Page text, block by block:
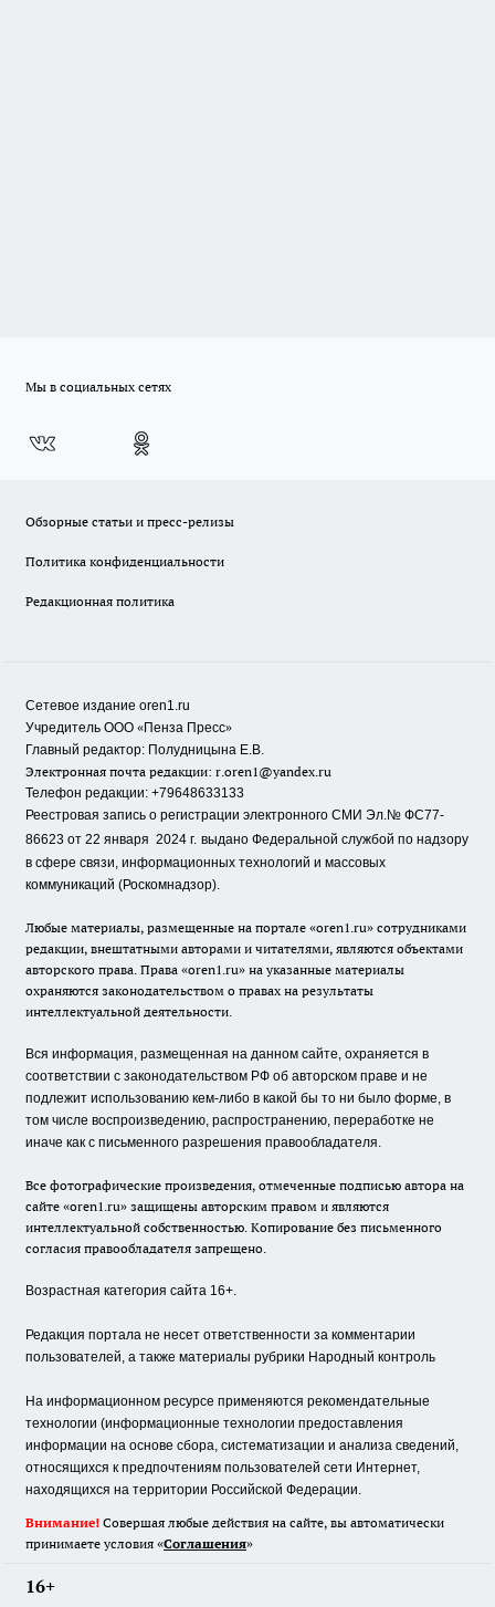
Мы в социальных сетях
Обзорные статьи и пресс-релизы
Политика конфиденциальности
Редакционная политика
Сетевое издание oren1.ru
Учредитель ООО «Пенза Пресс»
Главный редактор: Полудницына Е.В.
Электронная почта редакции: r.oren1@yandex.ru
Телефон редакции: +79648633133
Реестровая запись о регистрации электронного СМИ Эл.№ ФС77-
86623 от 22 января 2024 г. выдано Федеральной службой по надзору
в сфере связи, информационных технологий и массовых
коммуникаций (Роскомнадзор).
Любые материалы, размещенные на портале «oren1.ru» сотрудниками
редакции, внештатными авторами и читателями, являются объектами
авторского права. Права «oren1.ru» на указанные материалы
охраняются законодательством о правах на результаты
интеллектуальной деятельности.
Вся информация, размещенная на данном сайте, охраняется в
соответствии с законодательством РФ об авторском праве и не
подлежит использованию кем-либо в какой бы то ни было форме, в
том числе воспроизведению, распространению, переработке не
иначе как с письменного разрешения правообладателя.
Все фотографические произведения, отмеченные подписью автора на
сайте «oren1.ru» защищены авторским правом и являются
интеллектуальной собственностью. Копирование без письменного
согласия правообладателя запрещено.
Возрастная категория сайта 16+.
Редакция портала не несет ответственности за комментарии
пользователей, а также материалы рубрики Народный контроль
На информационном ресурсе применяются рекомендательные
технологии (информационные технологии предоставления
информации на основе сбора, систематизации и анализа сведений,
относящихся к предпочтениям пользователей сети Интернет,
находящихся на территории Российской Федерации.
Внимание! Совершая любые действия на сайте, вы автоматически
принимаете условия «Cоглашения»
16+